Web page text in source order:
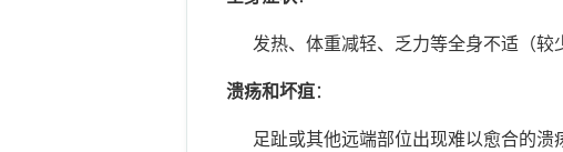
发热、体重减轻、乏力等全身不适（较
溃疡和坏疽：
足趾或其他远端部位出现难以愈合的溃